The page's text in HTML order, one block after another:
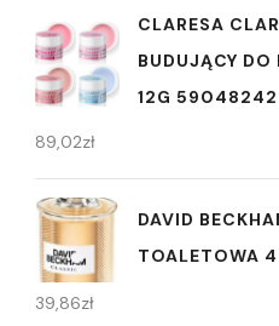
CLARESA
BUDUJĄCY DO
12G
89,02zł
DAVID
TOALETOWA
39,86zł